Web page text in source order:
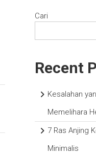
Cari
Recent
Kesalahan
Memelihara
7 Ras Anjing
Minimalis